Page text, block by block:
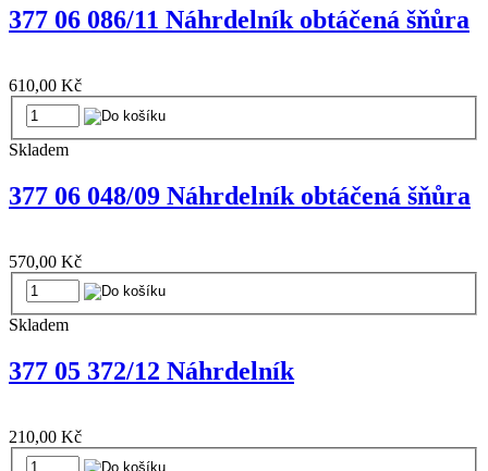
377 06 086/11 Náhrdelník obtáčená šňůra
610,00 Kč
Skladem
377 06 048/09 Náhrdelník obtáčená šňůra
570,00 Kč
Skladem
377 05 372/12 Náhrdelník
210,00 Kč